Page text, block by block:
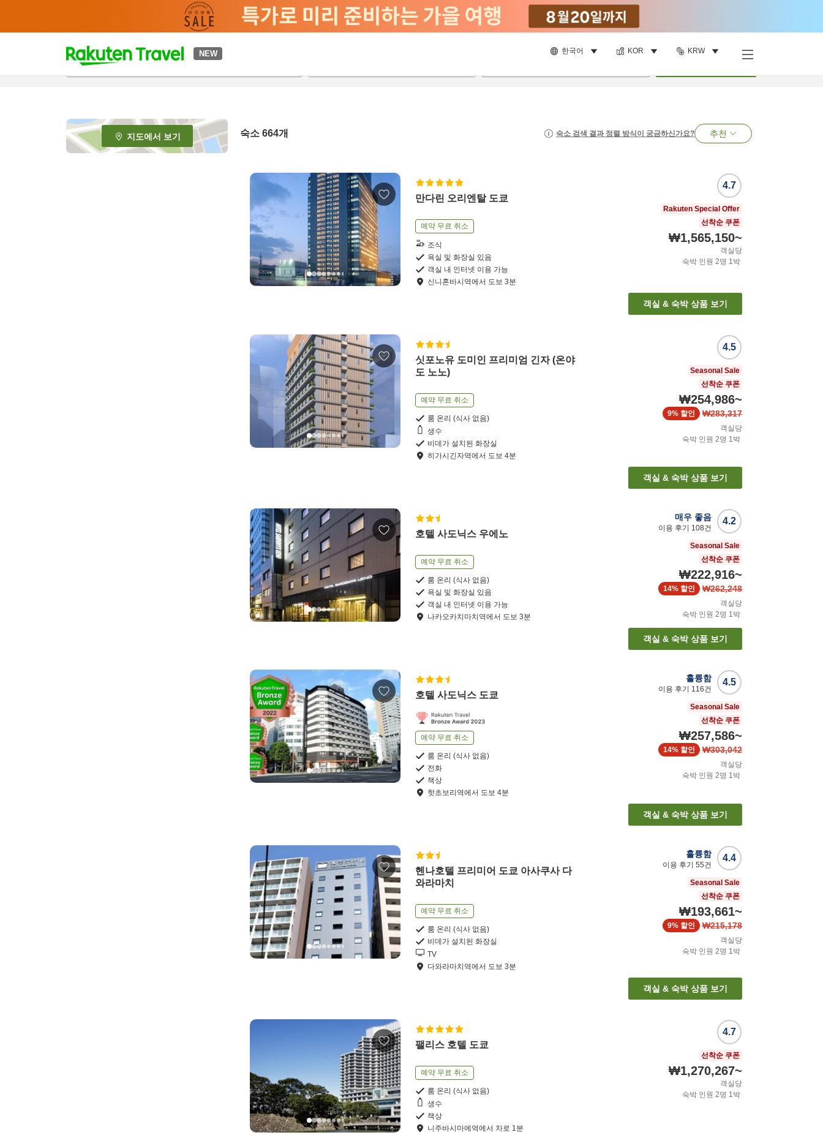
NEW 한국어 KOR KRW
t
p
e
_
s
지도에서 보기 숙소 664개 숙소 검색 결과 정렬 방식이 궁금하신가요? 추천
만다린 오리엔탈 도쿄
예약 무료 취소
조식
욕실 및 화장실 있음
객실 내 인터넷 이용 가능
신니혼바시역에서 도보 3분
4.7
Rakuten Special Offer
선착순 쿠폰
₩1,565,150~
객실당
숙박 인원 2명 1박
객실 & 숙박 상품 보기
싯포노유 도미인 프리미엄 긴자 (온야
도 노노)
예약 무료 취소
룸 온리 (식사 없음)
생수
비데가 설치된 화장실
히가시긴자역에서 도보 4분
4.5
Seasonal Sale
선착순 쿠폰
₩254,986~
₩283,317
9% 할인
객실당
숙박 인원 2명 1박
객실 & 숙박 상품 보기
호텔 사도닉스 우에노
예약 무료 취소
룸 온리 (식사 없음)
욕실 및 화장실 있음
객실 내 인터넷 이용 가능
나카오카치마치역에서 도보 3분
4.2
매우 좋음
이용 후기 108건
Seasonal Sale
선착순 쿠폰
₩222,916~
₩262,248
14% 할인
객실당
숙박 인원 2명 1박
객실 & 숙박 상품 보기
호텔 사도닉스 도쿄
예약 무료 취소
룸 온리 (식사 없음)
전화
책상
핫초보리역에서 도보 4분
4.5
훌륭함
이용 후기 116건
Seasonal Sale
선착순 쿠폰
₩257,586~
₩303,042
14% 할인
객실당
숙박 인원 2명 1박
객실 & 숙박 상품 보기
헨나호텔 프리미어 도쿄 아사쿠사 다
와라마치
예약 무료 취소
룸 온리 (식사 없음)
비데가 설치된 화장실
TV
다와라마치역에서 도보 3분
4.4
훌륭함
이용 후기 55건
Seasonal Sale
선착순 쿠폰
₩193,661~
₩215,178
9% 할인
객실당
숙박 인원 2명 1박
객실 & 숙박 상품 보기
팰리스 호텔 도쿄
예약 무료 취소
룸 온리 (식사 없음)
생수
책상
니주바시마에역에서 차로 1분
4.7
선착순 쿠폰
₩1,270,267~
객실당
숙박 인원 2명 1박